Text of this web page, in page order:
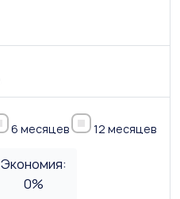
6 месяцев 12 месяцев
Экономия:
0%